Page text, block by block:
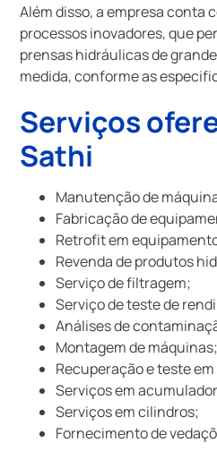
Além disso, a empresa conta
processos inovadores, que
prensas hidráulicas de
medida, conforme as
Serviços
Sathi
Manutenção de
Fabricação de
Retrofit em
Revenda de produtos
Serviço de filtragem;
Serviço de teste de
Análises de
Montagem de máquinas;
Recuperação e teste
Serviços em
Serviços em cilindros;
Fornecimento de